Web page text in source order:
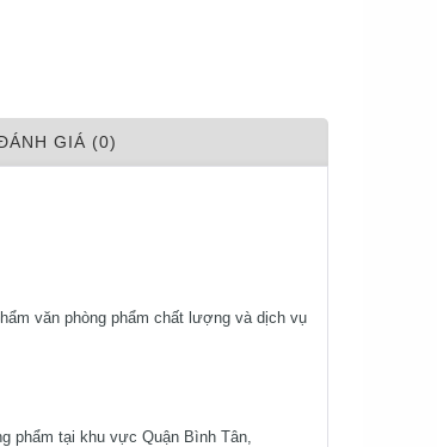
GIÁ (0)
văn phòng phẩm chất lượng và dịch vụ
phẩm tại khu vực Quận Bình Tân,